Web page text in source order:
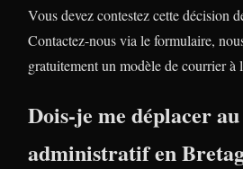
Vous devez contestez cette décision
Contactez-nous via le formulaire,
gratuitement un modèle de courrier à
Dois-je me déplacer
administratif en